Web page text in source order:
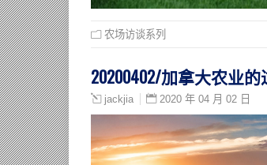
农场访谈系列
20200402/加拿大农业
jackjia 2020 年 04 月 02 日